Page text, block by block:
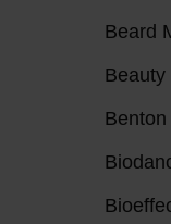
Beard
Beauty
Benton